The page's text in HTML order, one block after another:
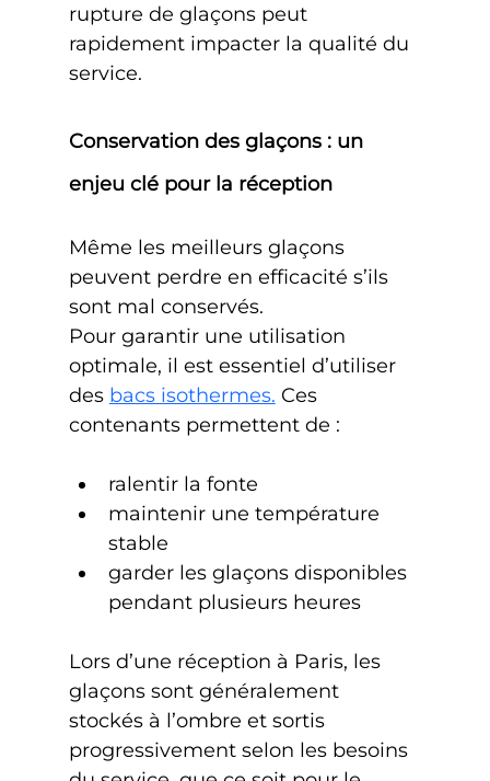
rupture de glaçons peut
rapidement impacter la qualité du
service.
Conservation des glaçons : un
enjeu clé pour la réception
Même les meilleurs glaçons
peuvent perdre en efficacité s’ils
sont mal conservés.
Pour garantir une utilisation
optimale, il est essentiel d’utiliser
des bacs isothermes. Ces
contenants permettent de :
ralentir la fonte
maintenir une température
stable
garder les glaçons disponibles
pendant plusieurs heures
Lors d’une réception à Paris, les
glaçons sont généralement
stockés à l’ombre et sortis
progressivement selon les besoins